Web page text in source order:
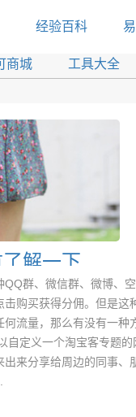
经验百科 易
商城 工具大全
解一下
群、微信群、微博、
购买获得分佣。但是这
流量，那么有没有一种
自定义一个淘宝客专题
来分享给周边的同事、